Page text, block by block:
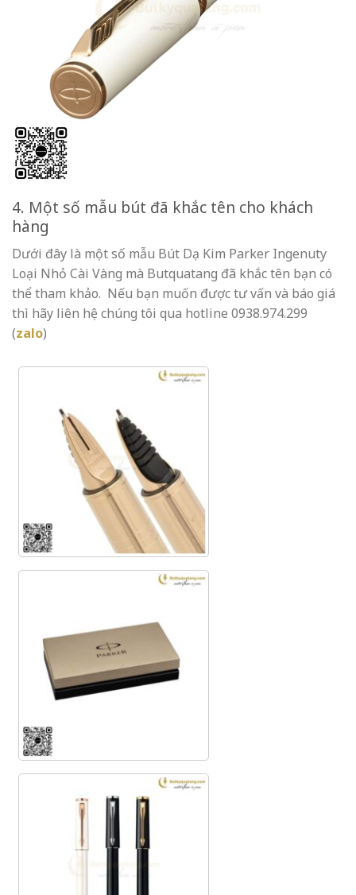
4. Một số mẫu bút đã khắc tên cho khách
hàng
Dưới đây là một số mẫu Bút Dạ Kim Parker Ingenuty
Loại Nhỏ Cài Vàng mà Butquatang đã khắc tên bạn có
thể tham khảo. Nếu bạn muốn được tư vấn và báo giá
thì hãy liên hệ chúng tôi qua hotline 0938.974.299
(zalo)